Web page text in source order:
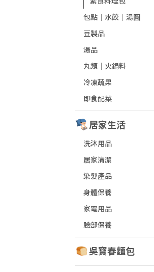
包點│水餃│湯圓
豆製品
湯品
丸類│火鍋料
冷凍蔬果
即食配菜
居家生活
洗沐用品
居家清潔
染髮產品
身體保養
家電用品
臉部保養
吳寶春麵包